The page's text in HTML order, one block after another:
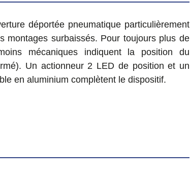
déportée pneumatique particulièrement
montages surbaissés. Pour toujours plus de
mécaniques indiquent la position du
Un actionneur 2 LED de position et un
en aluminium complètent le dispositif.